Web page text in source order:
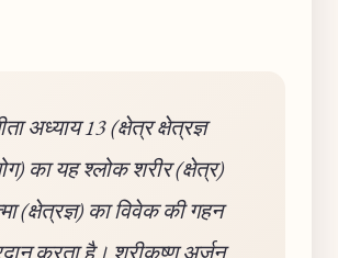
अध्याय 13 (क्षेत्र क्षेत्रज्ञ
का यह श्लोक शरीर (क्षेत्र)
(क्षेत्रज्ञ) का विवेक की गहन